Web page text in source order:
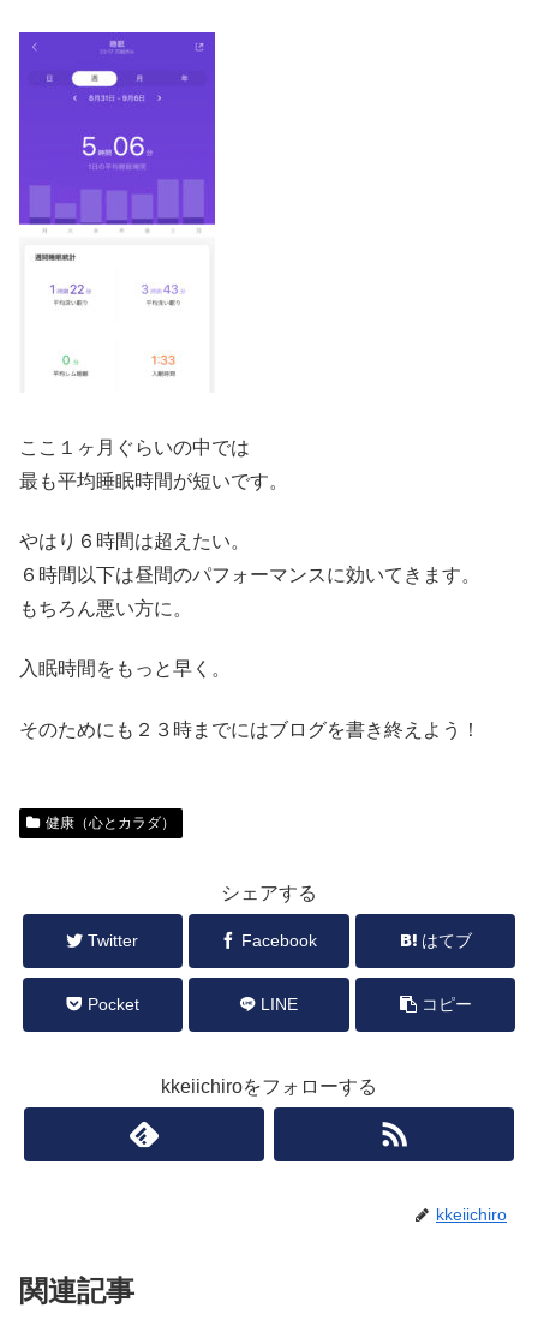
ここ１ヶ月ぐらいの中では
最も平均睡眠時間が短いです。
やはり６時間は超えたい。
６時間以下は昼間のパフォーマンスに効いてきます。
もちろん悪い方に。
入眠時間をもっと早く。
そのためにも２３時までにはブログを書き終えよう！
健康（心とカラダ）
シェアする
Twitter Facebook はてブ
Pocket LINE コピー
kkeiichiroをフォローする
kkeiichiro
関連記事